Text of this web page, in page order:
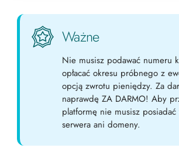
Ważne
Nie musisz podawać numeru
opłacać okresu próbnego z
opcją zwrotu pieniędzy. Za
naprawdę ZA DARMO! Aby
platformę nie musisz posiadać
serwera ani domeny.